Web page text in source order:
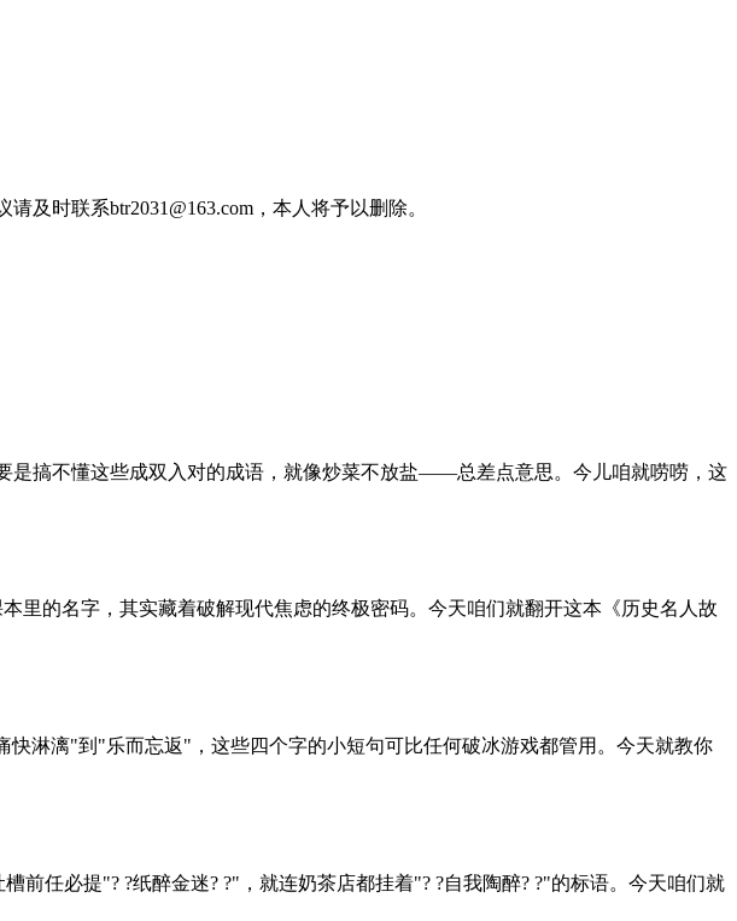
及时联系btr2031@163.com，本人将予以删除。
搞不懂这些成双入对的成语，就像炒菜不放盐——总差点意思。今儿咱就唠唠，这
里的名字，其实藏着破解现代焦虑的终极密码。今天咱们就翻开这本《历史名人故
淋漓"到"乐而忘返"，这些四个字的小短句可比任何破冰游戏都管用。今天就教你
前任必提"? ?纸醉金迷? ?"，就连奶茶店都挂着"? ?自我陶醉? ?"的标语。今天咱们就